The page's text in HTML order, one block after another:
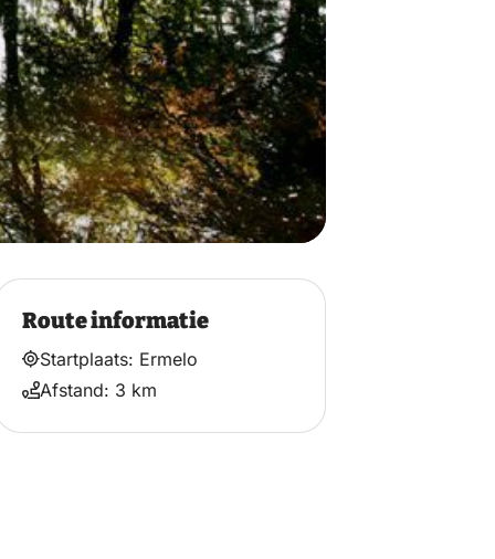
Route informatie
Startplaats: Ermelo
Afstand: 3 km